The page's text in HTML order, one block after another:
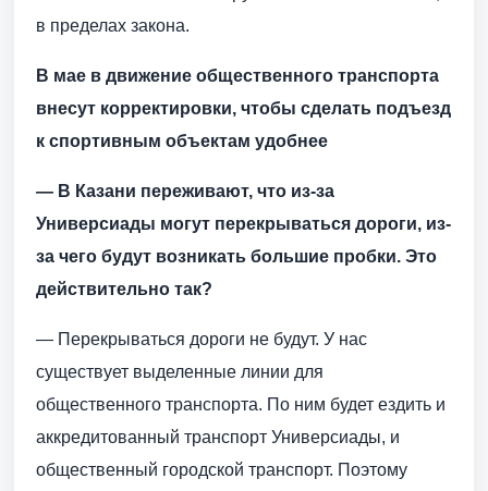
в пределах закона.
В мае в движение общественного транспорта
внесут корректировки, чтобы сделать подъезд
к спортивным объектам удобнее
— В Казани переживают, что из-за
Универсиады могут перекрываться дороги, из-
за чего будут возникать большие пробки. Это
действительно так?
— Перекрываться дороги не будут. У нас
существует выделенные линии для
общественного транспорта. По ним будет ездить и
аккредитованный транспорт Универсиады, и
общественный городской транспорт. Поэтому